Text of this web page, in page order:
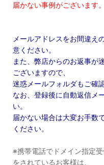
届かない事例がございます。
メールアドレスをお間違え
意ください。
また、弊店からのお返事が
ございますので、
迷惑メールフォルダもご確
なお、登録後に自動返信メ
い。
届かない場合は大変お手数
ください。
※携帯電話でドメイン指定
をされているお客様は、